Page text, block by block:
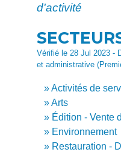
d'activité
Vérifié le 28 Jul 2023 -
et administrative
Activités de
Arts
Édition - Vente
Environnement
Restauration -